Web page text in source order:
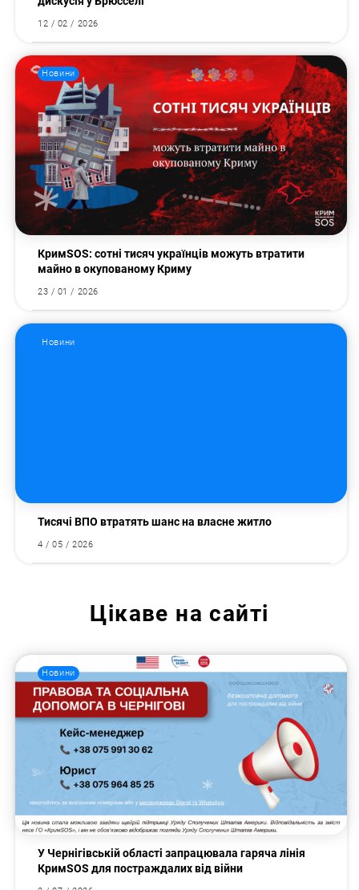
12 / 02 / 2026
Новини
КримSOS: сотні тисяч українців можуть втратити
майно в окупованому Криму
23 / 01 / 2026
Новини
Тисячі ВПО втратять шанс на власне житло
4 / 05 / 2026
Цікаве на сайті
Новини
У Чернігівській області запрацювала гаряча лінія
КримSOS для постраждалих від війни